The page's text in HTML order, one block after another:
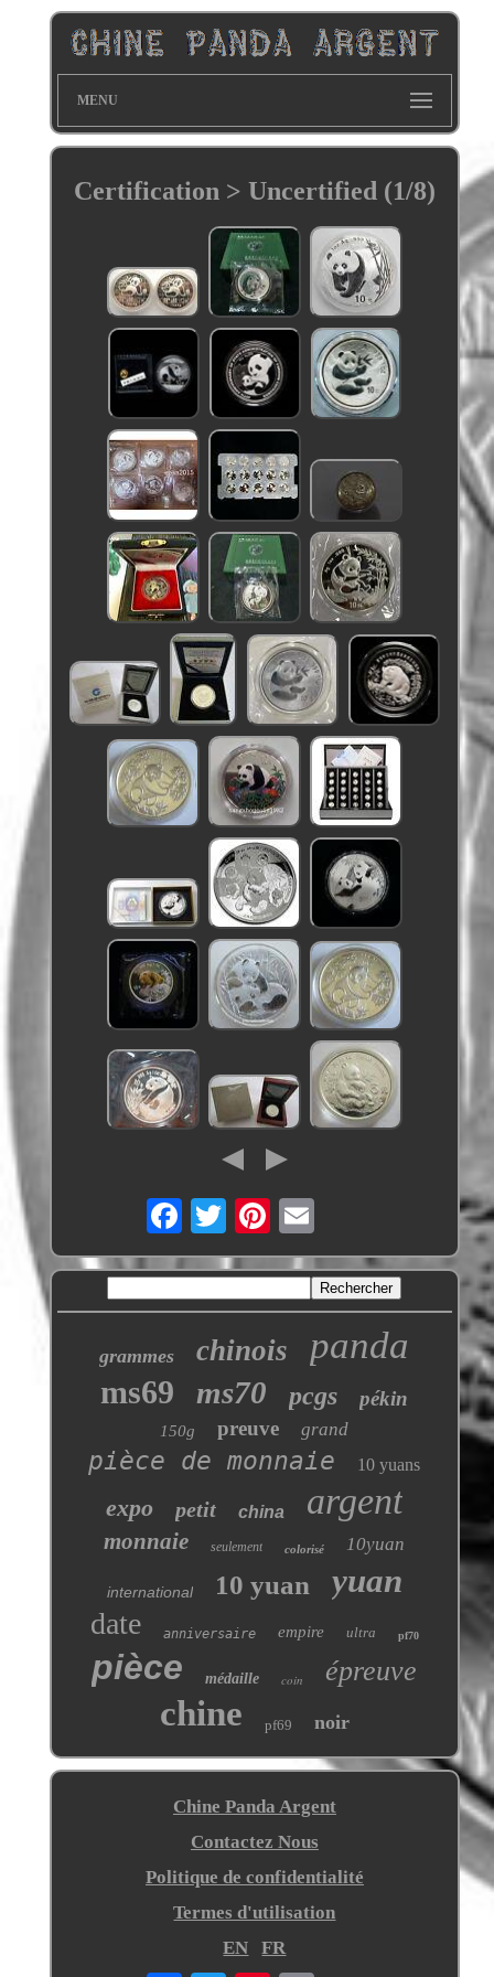
MENU
Certification > Uncertified (1/8)
grammes chinois panda
ms69 ms70 pcgs pékin
150g preuve grand
pièce de monnaie 10 yuans
expo petit china argent
monnaie seulement colorisé 10yuan
international 10 yuan yuan
date anniversaire empire ultra pf70
pièce médaille coin épreuve
chine pf69 noir
Chine Panda Argent
Contactez Nous
Politique de confidentialité
Termes d'utilisation
EN
FR